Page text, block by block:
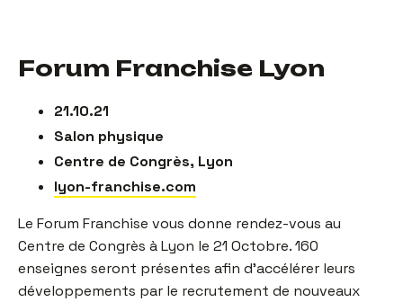
Forum Franchise Lyon
21.10.21
Salon physique
Centre de Congrès, Lyon
lyon-franchise.com
Le Forum Franchise vous donne rendez-vous au
Centre de Congrès à Lyon le 21 Octobre. 160
enseignes seront présentes afin d’accélérer leurs
développements par le recrutement de nouveaux